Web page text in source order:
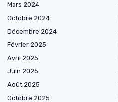
Mars 2024
Octobre 2024
Décembre 2024
Février 2025
Avril 2025
Juin 2025
Août 2025
Octobre 2025